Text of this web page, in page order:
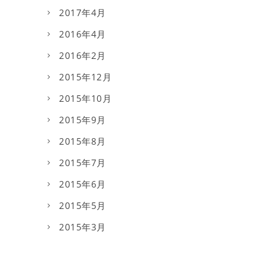
2017年4月
2016年4月
2016年2月
2015年12月
2015年10月
2015年9月
2015年8月
2015年7月
2015年6月
2015年5月
2015年3月